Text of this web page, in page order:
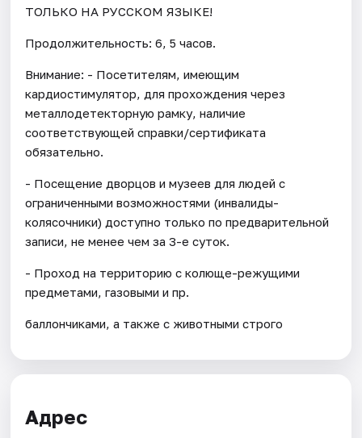
ТОЛЬКО НА РУССКОМ ЯЗЫКЕ!
Продолжительность: 6, 5 часов.
Внимание: - Посетителям, имеющим
кардиостимулятор, для прохождения через
металлодетекторную рамку, наличие
соответствующей справки/сертификата
обязательно.
- Посещение дворцов и музеев для людей с
ограниченными возможностями (инвалиды-
колясочники) доступно только по предварительной
записи, не менее чем за 3-е суток.
- Проход на территорию с колюще-режущими
предметами, газовыми и пр.
баллончиками, а также с животными строго
Адрес